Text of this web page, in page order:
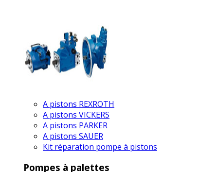
A pistons REXROTH
A pistons VICKERS
A pistons PARKER
A pistons SAUER
Kit réparation pompe à pistons
Pompes à palettes